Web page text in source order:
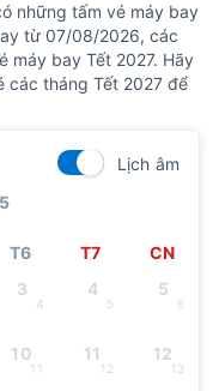
những tấm vé máy bay
từ 07/08/2026, các
máy bay Tết 2027. Hãy
các tháng Tết 2027 để
Lịch âm
T6 T7
CN
3
4
4
5
5
6
10
11
11
12
12
13